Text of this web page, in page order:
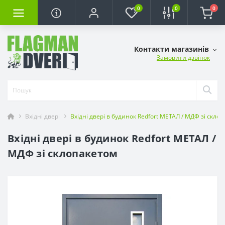
0 0 0
Контакти магазинів
Замовити дзвінок
Вхідні двері Вхідні двері в будинок Redfort МЕТАЛ / МДФ зі
Вхідні двері в будинок Redfort МЕТАЛ /
МДФ зі склопакетом